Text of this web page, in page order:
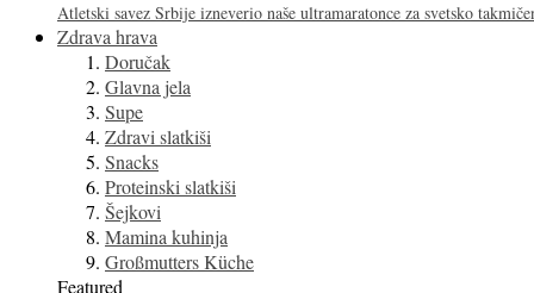
Atletski savez Srbije izneverio naše ultramaratonce za svetsko
Zdrava hrava
Doručak
Glavna jela
Supe
Zdravi slatkiši
Snacks
Proteinski slatkiši
Šejkovi
Mamina kuhinja
Großmutters Küche
Featured